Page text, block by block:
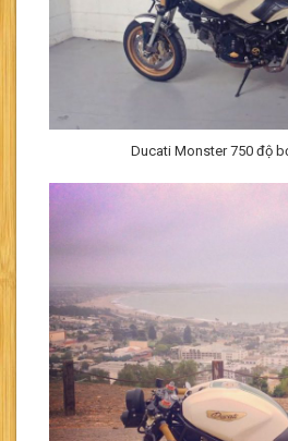
Ducati Monster 750 độ